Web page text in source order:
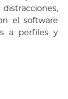
el software
a perfiles y